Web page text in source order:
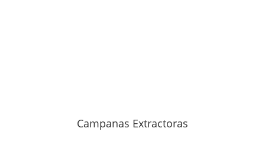
Campanas Extractoras